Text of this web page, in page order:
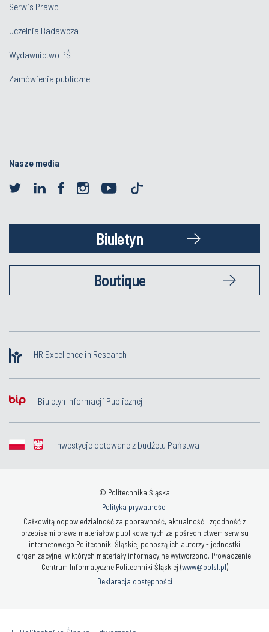
Serwis Prawo
Uczelnia Badawcza
Wydawnictwo PŚ
Zamówienia publiczne
Nasze media
Biuletyn
Boutique
HR Excellence in Research
Biuletyn Informacji Publicznej
Inwestycje dotowane z budżetu Państwa
© Politechnika Śląska
Polityka prywatności
Całkowitą odpowiedzialność za poprawność, aktualność i zgodność z
przepisami prawa materiałów publikowanych za pośrednictwem serwisu
internetowego Politechniki Śląskiej ponoszą ich autorzy - jednostki
organizacyjne, w których materiały informacyjne wytworzono. Prowadzenie:
Centrum Informatyczne Politechniki Śląskiej (www@polsl.pl)
Deklaracja dostępności